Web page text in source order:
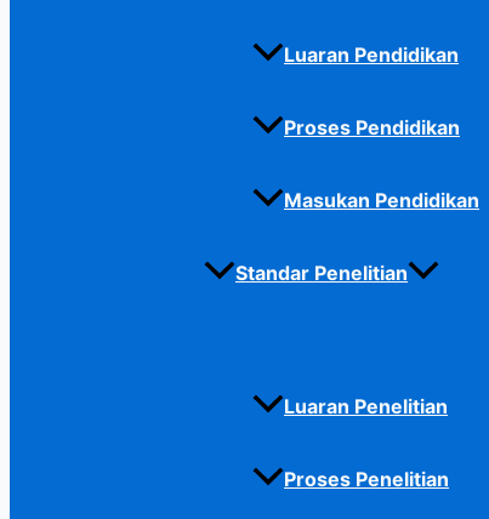
Luaran Pendidikan
Proses Pendidikan
Masukan Pendidikan
Standar Penelitian
Luaran Penelitian
Proses Penelitian